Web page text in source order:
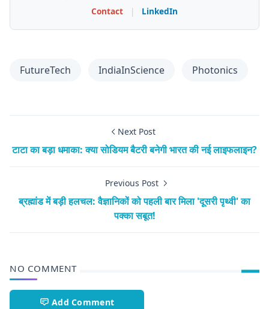
Contact | LinkedIn
FutureTech IndiaInScience Photonics
Next Post
टाटा का बड़ा धमाका: क्या सोडियम बैटरी बनेगी भारत की नई लाइफलाइन?
Previous Post
ब्रह्मांड में बड़ी हलचल: वैज्ञानिकों को पहली बार मिला 'दूसरी पृथ्वी' का
पक्का सबूत!
NO COMMENT
Add Comment